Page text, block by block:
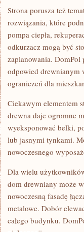
Strona porusza też
rozwiązania, które
pompa ciepła,
odkurzacz mogą być
zaplanowania.
odpowied drewnianym
ograniczeń dla
Ciekawym elementem
drewna daje ogromne
wyeksponować belki,
lub jasnymi tynkami.
nowoczesnego
Dla wielu
dom drewniany może
nowoczesną fasadę
metalowe. Dobór
całego budynku.